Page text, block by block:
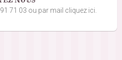
71 03 ou par mail cliquez ici.